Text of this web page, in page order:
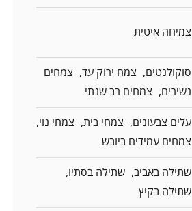
צמיחה איטית
סוקולנטים צמח ירוק עד
צמחים
נשירים
צמחים רב שנתי
עלים צבעונים צמחי בית
צמחי נוי
צמחים עמידים ביובש
שתילה באביב שתילה בסתיו
שתילה בקיץ